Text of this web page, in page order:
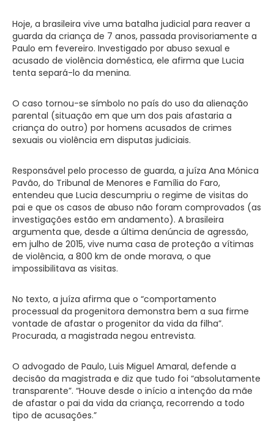
Hoje, a brasileira vive uma batalha judicial para reaver a
guarda da criança de 7 anos, passada provisoriamente a
Paulo em fevereiro. Investigado por abuso sexual e
acusado de violência doméstica, ele afirma que Lucia
tenta separá-lo da menina.
O caso tornou-se símbolo no país do uso da alienação
parental (situação em que um dos pais afastaria a
criança do outro) por homens acusados de crimes
sexuais ou violência em disputas judiciais.
Responsável pelo processo de guarda, a juíza Ana Mónica
Pavão, do Tribunal de Menores e Família do Faro,
entendeu que Lucia descumpriu o regime de visitas do
pai e que os casos de abuso não foram comprovados (as
investigações estão em andamento). A brasileira
argumenta que, desde a última denúncia de agressão,
em julho de 2015, vive numa casa de proteção a vítimas
de violência, a 800 km de onde morava, o que
impossibilitava as visitas.
No texto, a juíza afirma que o “comportamento
processual da progenitora demonstra bem a sua firme
vontade de afastar o progenitor da vida da filha”.
Procurada, a magistrada negou entrevista.
O advogado de Paulo, Luis Miguel Amaral, defende a
decisão da magistrada e diz que tudo foi “absolutamente
transparente”. “Houve desde o início a intenção da mãe
de afastar o pai da vida da criança, recorrendo a todo
tipo de acusações.”